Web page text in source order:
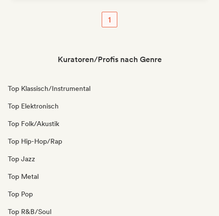
1
Kuratoren/Profis nach Genre
Top Klassisch/Instrumental
Top Elektronisch
Top Folk/Akustik
Top Hip-Hop/Rap
Top Jazz
Top Metal
Top Pop
Top R&B/Soul